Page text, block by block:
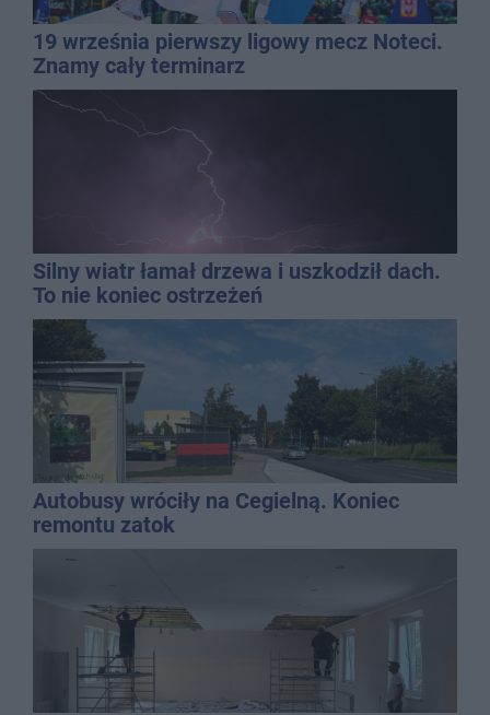
19 września pierwszy ligowy mecz Noteci.
Znamy cały terminarz
Silny wiatr łamał drzewa i uszkodził dach.
To nie koniec ostrzeżeń
Autobusy wróciły na Cegielną. Koniec
remontu zatok